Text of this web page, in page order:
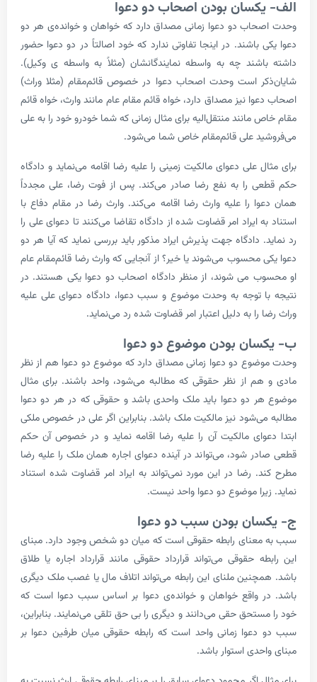
بودن اصحاب دو دعوا
دو دعوا زمانی مصداق دارد که خواهان و خوانده‌ی هر دو
باشند. در اینجا تفاوتی ندارد که خود اصالتاً در دو دعوا حضور
چه به واسطه­ نمایندگانشان (مثلاً به واسطه­ ی وکیل).
است وحدت اصحاب دعوا در خصوص قائم­‌مقام (مثلا وراث)
نیز مصداق دارد، خواه قائم­ مقام عام مانند وارث، خواه قائم­‌
مانند منتقل‌­الیه برای مثال زمانی که شما خودرو خود را به علی
علی قائم‌مقام خاص شما می­‌شود.
علی دعوای مالکیت زمینی را علیه رضا اقامه می­‌نماید و دادگاه
را به نفع رضا صادر می­‌کند. پس از فوت رضا، علی مجدداً
را علیه وارث رضا اقامه می­‌کند. وارث رضا در مقام دفاع با
ایراد امر قضاوت شده از دادگاه تقاضا می­‌کنند تا دعوای علی را
دادگاه جهت پذیرش ایراد مذکور باید بررسی نماید که آیا هر دو
محسوب می‌شوند یا خیر؟ از آنجایی‌ که وارث رضا قائم­‌مقام عام
می ­شوند، از منظر دادگاه اصحاب دو دعوا یکی هستند. در
توجه به وحدت موضوع و سبب دعوا، دادگاه دعوای علی علیه
را به دلیل اعتبار امر قضاوت شده رد می‌­نماید.
بودن موضوع دو دعوا
دو دعوا زمانی مصداق دارد که موضوع دو دعوا هم از نظر
از نظر حقوقی که مطالبه می‌شود، واحد باشند. برای مثال
دو دعوا باید ملک واحدی باشد و حقوقی که در هر دو دعوا
می‌شود نیز مالکیت ملک باشد. بنابراین اگر علی در خصوص ملکی
مالکیت آن را علیه رضا اقامه نماید و در خصوص آن حکم
شود، می‌تواند در آینده دعوای اجاره همان ملک را علیه رضا
رضا در این مورد نمی‌تواند به ایراد امر قضاوت شده استناد
موضوع دو دعوا واحد نیست.
بودن سبب دو دعوا
معنای رابطه‌ ­حقوقی است که میان دو شخص وجود دارد. مبنای
حقوقی می‌تواند قرارداد حقوقی مانند قرارداد اجاره یا طلاق
ملنای این رابطه می‌تواند اتلاف مال یا غصب ملک دیگری
واقع خواهان و خوانده‌ی دعوا بر اساس سبب دعوا است که
حقی می‌دانند و دیگری را بی حق تلقی می‌نمایند. بنابراین،
دعوا زمانی واحد است که رابطه ­حقوقی میان طرفین دعوا بر
استوار باشد.